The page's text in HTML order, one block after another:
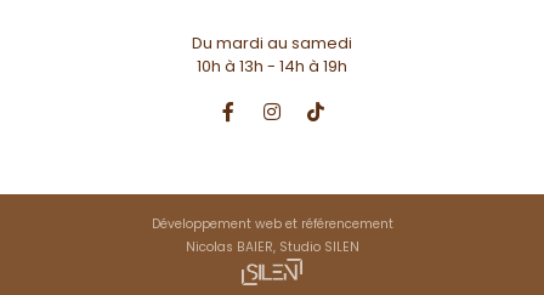
Du mardi au samedi
10h à 13h - 14h à 19h
Développement web et référencement
Nicolas BAIER, Studio SILEN